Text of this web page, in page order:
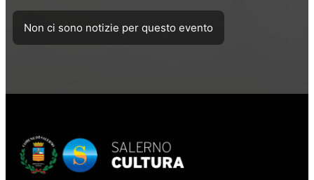
Non ci sono notizie per questo evento